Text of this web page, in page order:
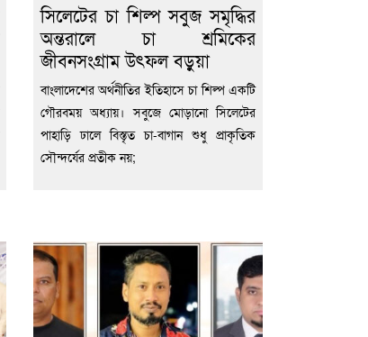
সিলেটের চা শিল্প সবুজ সমৃদ্ধির
অন্তরালে চা শ্রমিকের
জীবনসংগ্রাম উৎফল বড়ুয়া
বাংলাদেশের অর্থনীতির ইতিহাসে চা শিল্প একটি
গৌরবময় অধ্যায়। সবুজে মোড়ানো সিলেটের
পাহাড়ি ঢালে বিস্তৃত চা-বাগান শুধু প্রাকৃতিক
সৌন্দর্যের প্রতীক নয়;